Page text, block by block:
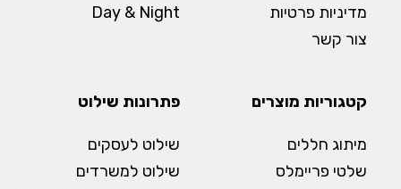
מדיניות פרטיות
צור קשר
Day & Night
קטגוריות מוצרים
מיתוג חללים
שלטי פריימלס
פתרונות שילוט
שילוט לעסקים
שילוט למשרדים